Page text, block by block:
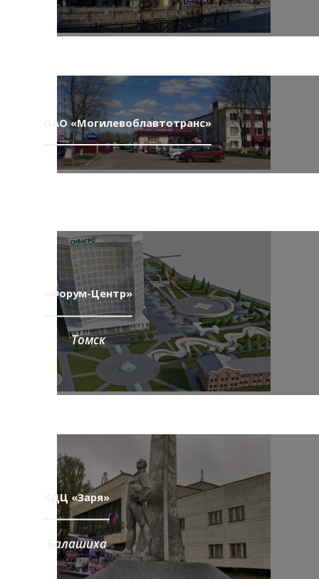
ОАО «Могилевоблавтотранс»
«Форум-Центр»
Томск
КДЦ «Заря»
Балашиха